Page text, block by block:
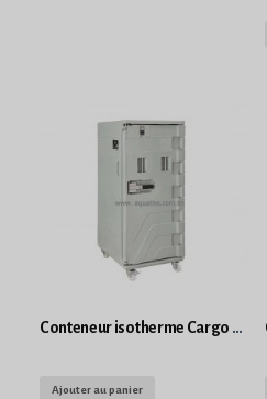
Conteneur isotherme Cargo 900L
Ajouter au panier